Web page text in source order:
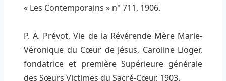
« Les Contemporains » n° 711, 1906.
P. A. Prévot, Vie de la Révérende Mère Marie-
Véronique du Cœur de Jésus, Caroline Lioger,
fondatrice et première Supérieure générale
des Sœurs Victimes du Sacré-Cœur, 1903.